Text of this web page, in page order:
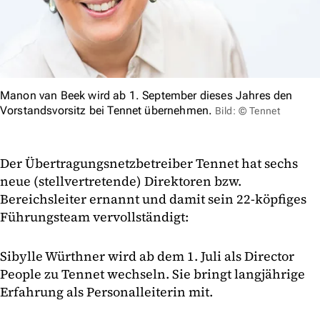
Manon van Beek wird ab 1. September dieses Jahres den
Vorstandsvorsitz bei Tennet übernehmen. Bild: © Tennet
Der Übertragungsnetzbetreiber Tennet hat sechs
neue (stellvertretende) Direktoren bzw.
Bereichsleiter ernannt und damit sein 22-köpfiges
Führungsteam vervollständigt:
Sibylle Würthner wird ab dem 1. Juli als Director
People zu Tennet wechseln. Sie bringt langjährige
Erfahrung als Personalleiterin mit.